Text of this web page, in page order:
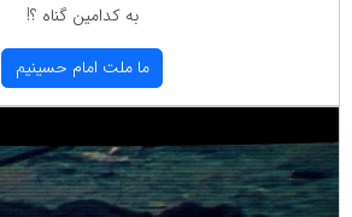
به كدامین گناه ؟!
ما ملت امام حسینیم